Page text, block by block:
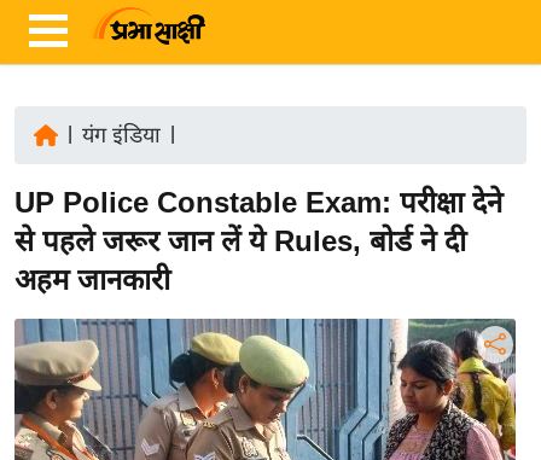
ज़ा
ख
ब
र
रा
ष्ट्री
य
अं
यंग इंडिया
UP Police Constable Exam: परीक्षा देने
से पहले जरूर जान लें ये Rules, बोर्ड ने दी
अहम जानकारी